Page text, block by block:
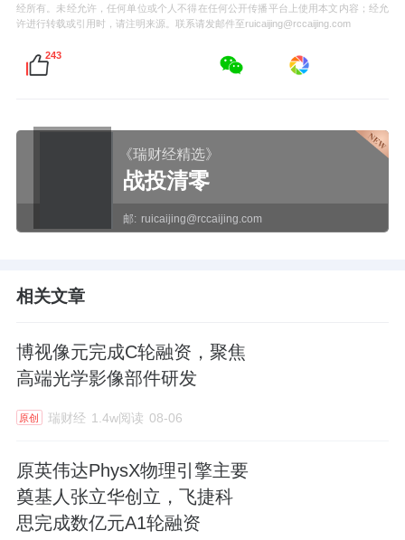
经所有。未经允许，任何单位或个人不得在任何公开传播平台上使用本文内容；经允
许进行转载或引用时，请注明来源。联系请发邮件至ruicaijing@rccaijing.com
243
《瑞财经精选》
战投清零
邮: ruicaijing@rccaijing.com
相关文章
博视像元完成C轮融资，聚焦
高端光学影像部件研发
原创 瑞财经 1.4w阅读 08-06
原英伟达PhysX物理引擎主要
奠基人张立华创立，飞捷科
思完成数亿元A1轮融资